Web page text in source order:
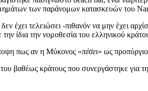
των παράνομων κατασκευών του
έχει τελειώσει -πιθανόν να μην έχει
ίδια την νομοθεσία του ελληνικού
πως αν η Μύκονος «πέσει» ως
βαθέως κράτους που συνεργάστηκε για